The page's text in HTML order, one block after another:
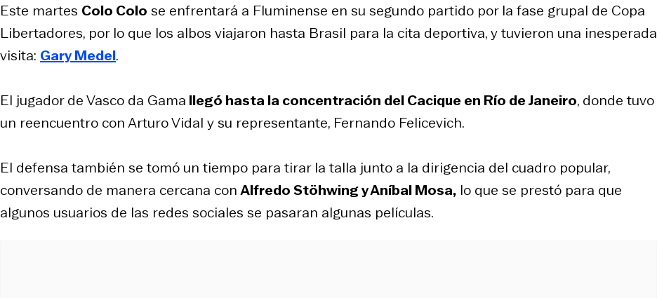
Este martes Colo Colo se enfrentará a Fluminense en su segundo partido por la fase grupal de Copa
Libertadores, por lo que los albos viajaron hasta Brasil para la cita deportiva, y tuvieron una inesperada
visita: Gary Medel.
El jugador de Vasco da Gama llegó hasta la concentración del Cacique en Río de Janeiro, donde tuvo
un reencuentro con Arturo Vidal y su representante, Fernando Felicevich.
El defensa también se tomó un tiempo para tirar la talla junto a la dirigencia del cuadro popular,
conversando de manera cercana conAlfredo Stöhwing y Aníbal Mosa, lo que se prestó para que
algunos usuarios de las redes sociales se pasaran algunas películas.